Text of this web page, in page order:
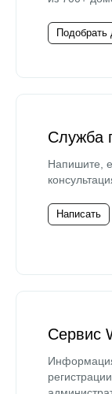
Подобрать
Служба
Напишите,
Написать
Сервис